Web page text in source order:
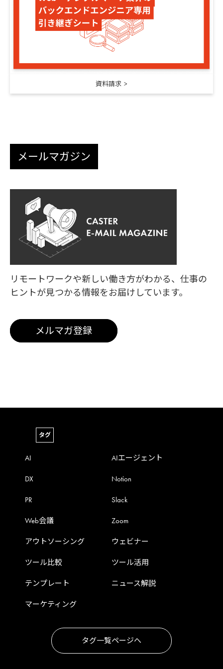
資料請求
メールマガジン
リモートワークや新しい働き方がわかる、 仕事の
ヒントが見つかる情報をお届けしています。
メルマガ登録
タグ
AI AIエージェント
DX Notion
PR Slack
Web会議 Zoom
アウトソーシング ウェビナー
ツール比較 ツール活用
テンプレート ニュース解説
マーケティング
タグ一覧ページへ